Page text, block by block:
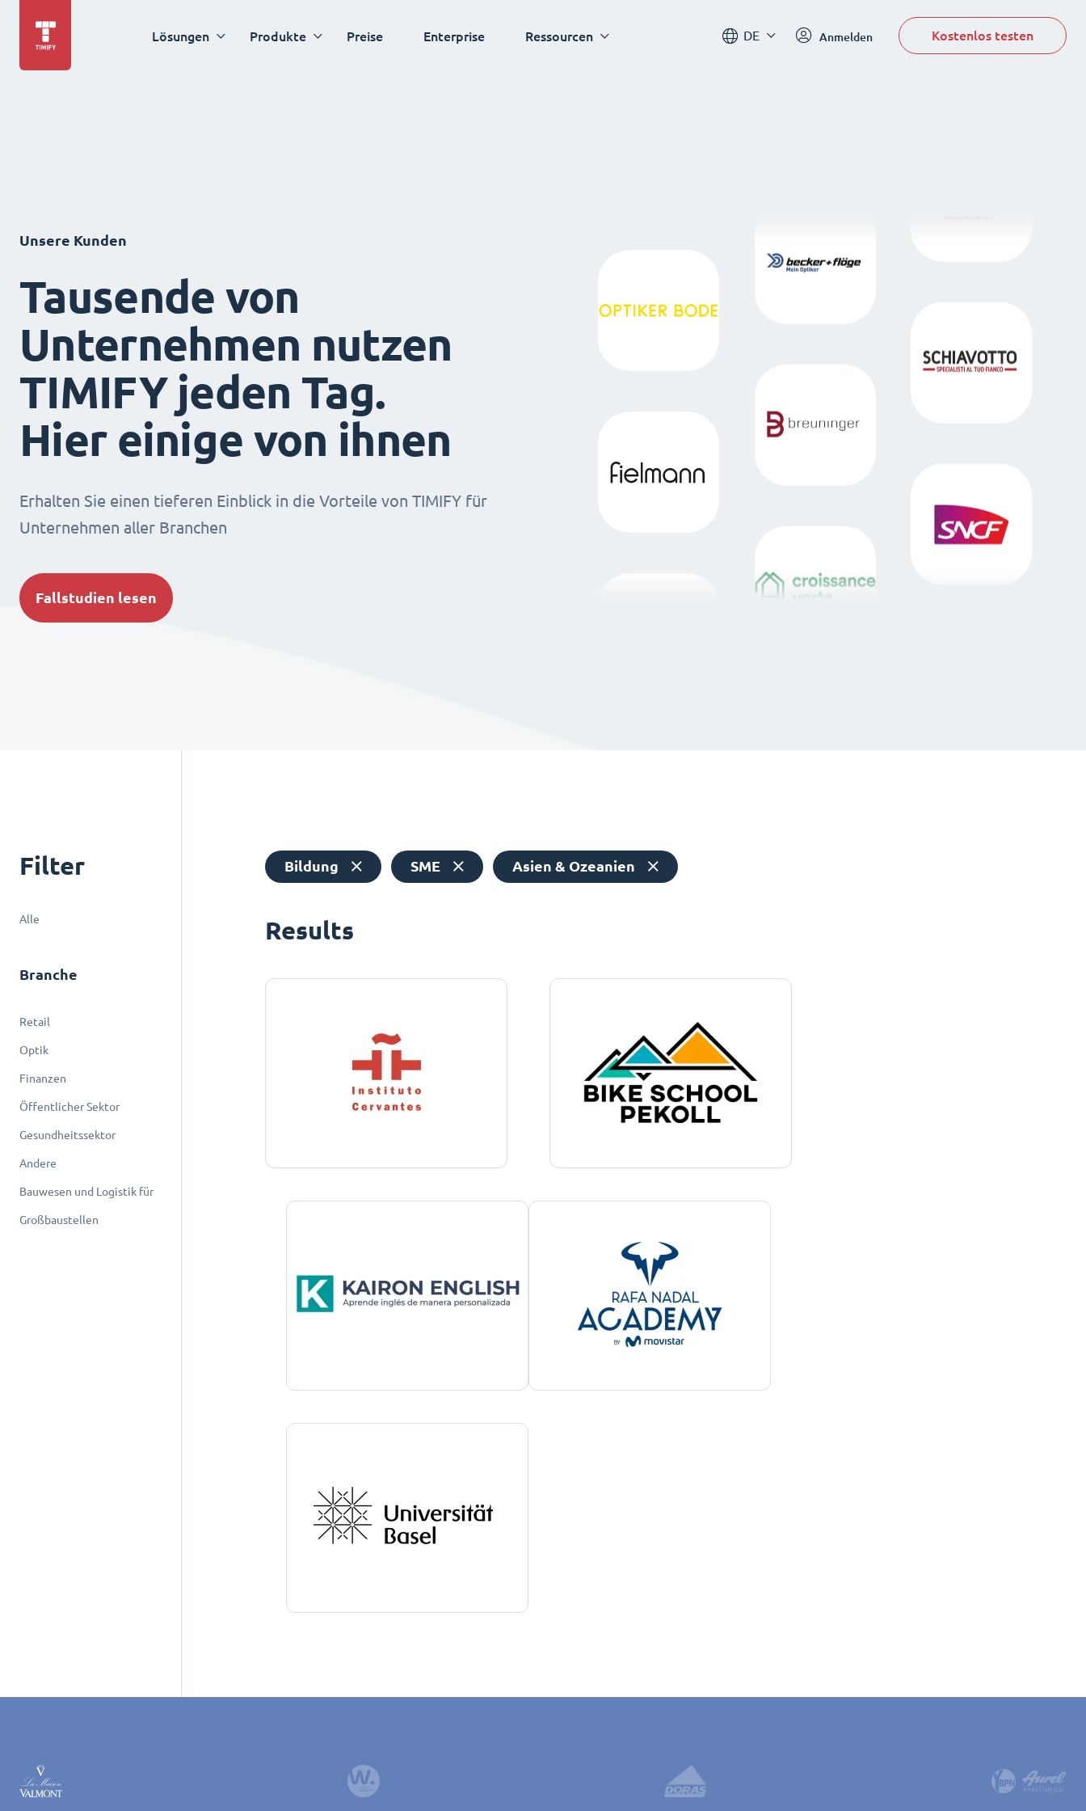
Lösungen Produkte Preise Enterprise Ressourcen DE Anmelden Kostenlos testen
Unsere Kunden
Tausende von
Unternehmen nutzen
TIMIFY jeden Tag.
Hier einige von ihnen
Erhalten Sie einen tieferen Einblick in die Vorteile von TIMIFY für
Unternehmen aller Branchen
Fallstudien lesen
Filter
Alle
Branche
Retail
Optik
Finanzen
Öffentlicher Sektor
Gesundheitssektor
Andere
Bauwesen und Logistik für
Großbaustellen
Bildung SME Asien & Ozeanien
Results